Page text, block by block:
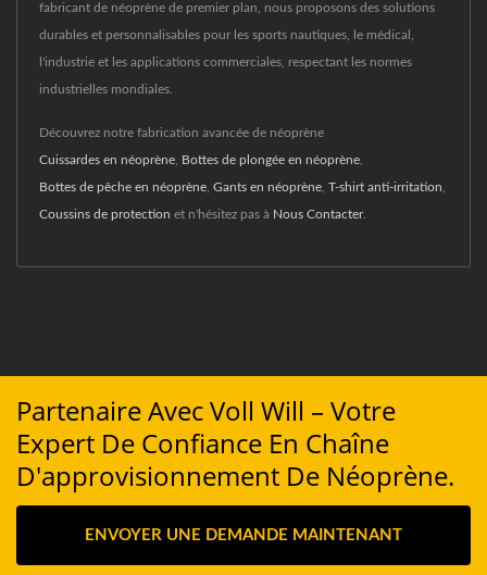
fabricant de néoprène de premier plan, nous proposons des solutions
durables et personnalisables pour les sports nautiques, le médical,
l'industrie et les applications commerciales, respectant les normes
industrielles mondiales.
Découvrez notre fabrication avancée de néoprène
Cuissardes en néoprène Bottes de plongée en néoprène
Bottes de pêche en néoprène Gants en néoprène T-shirt anti-irritation
Coussins de protection et n'hésitez pas à Nous Contacter.
Partenaire Avec Voll Will – Votre
Expert De Confiance En Chaîne
D'approvisionnement De Néoprène.
ENVOYER UNE DEMANDE MAINTENANT